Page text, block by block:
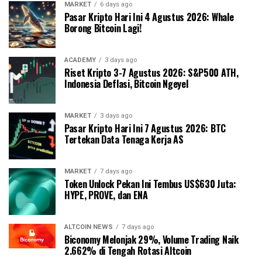
MARKET 6 days ago
Pasar Kripto Hari Ini 4 Agustus 2026: Whale
Borong Bitcoin Lagi!
ACADEMY 3 days ago
Riset Kripto 3-7 Agustus 2026: S&P500 ATH,
Indonesia Deflasi, Bitcoin Ngeyel
MARKET 3 days ago
Pasar Kripto Hari Ini 7 Agustus 2026: BTC
Tertekan Data Tenaga Kerja AS
MARKET 7 days ago
Token Unlock Pekan Ini Tembus US$630 Juta:
HYPE, PROVE, dan ENA
ALTCOIN NEWS 7 days ago
Biconomy Melonjak 29%, Volume Trading Naik
2.662% di Tengah Rotasi Altcoin